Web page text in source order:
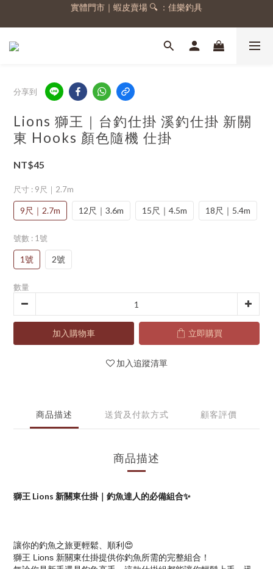
註冊會員，送 50 元購物金
註冊會員，送 50 元購物金
分享到
Lions 獅王｜台釣仕掛 溪釣仕掛 新關
東 Hooks 顏色隨機 仕掛
NT$45
尺寸 : 9尺｜2.7m
9尺｜2.7m 12尺｜3.6m 15尺｜4.5m 18尺｜5.4m
號數 : 1號
1號 2號
數量
加入購物車 立即購買
加入追蹤清單
商品描述 送貨及付款方式 顧客評價
商品描述
獅王 Lions 新關東仕掛｜釣魚達人的必備組合✨
讓你的釣魚之旅更輕鬆、順利😍
獅王 Lions 新關東仕掛提供你釣魚所需的完整組合！